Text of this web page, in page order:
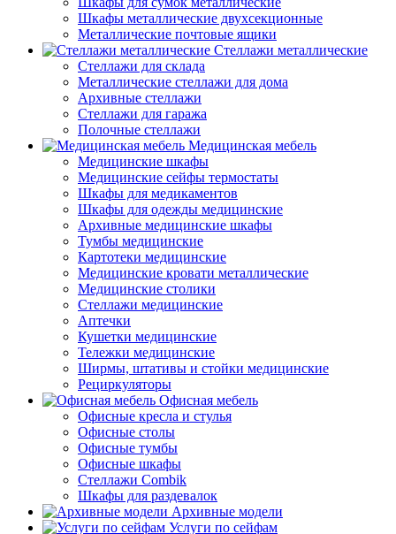
Шкафы металлические двухсекционные
Металлические почтовые ящики
Стеллажи металлические
Стеллажи для склада
Металлические стеллажи для дома
Архивные стеллажи
Стеллажи для гаража
Полочные стеллажи
Медицинская мебель
Медицинские шкафы
Медицинские сейфы термостаты
Шкафы для медикаментов
Шкафы для одежды медицинские
Архивные медицинские шкафы
Тумбы медицинские
Картотеки медицинские
Медицинские кровати металлические
Медицинские столики
Стеллажи медицинские
Аптечки
Кушетки медицинские
Тележки медицинские
Ширмы, штативы и стойки медицинские
Рециркуляторы
Офисная мебель
Офисные кресла и стулья
Офисные столы
Офисные тумбы
Офисные шкафы
Стеллажи Combik
Шкафы для раздевалок
Архивные модели
Услуги по сейфам